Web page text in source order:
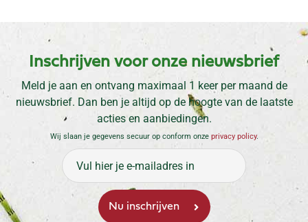
Inschrijven voor onze nieuwsbrief
Meld je aan en ontvang maximaal 1 keer per maand de
nieuwsbrief. Dan ben je altijd op de hoogte van de laatste
acties en aanbiedingen.
Wij slaan je gegevens secuur op conform onze privacy policy.